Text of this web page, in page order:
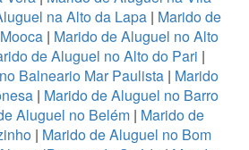
na Alto da Lapa | Marido de
| Marido de Aluguel no Alto
de Aluguel no Alto do Pari |
Balneario Mar Paulista| Marido
| Marido de Aluguel no Barro
Aluguel no Belém | Marido de
| Marido de Aluguel no Bom